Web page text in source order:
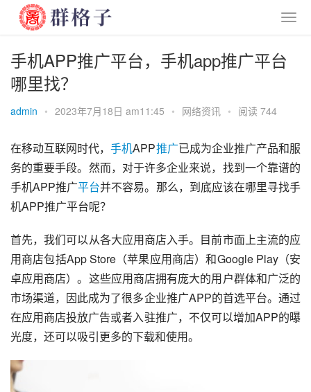
手机APP推广平台，手机app推广平台
哪里找？
admin • 2023年7月18日 am11:45 • 网络资讯 • 阅读 744
在移动互联网时代，手机APP推广已成为企业推广产品和服
务的重要手段。然而，对于许多企业来说，找到一个靠谱的
手机APP推广平台并不容易。那么，到底应该在哪里寻找手
机APP推广平台呢？
首先，我们可以从各大应用商店入手。目前市面上主流的应
用商店包括App Store（苹果应用商店）和Google Play（安
卓应用商店）。这些应用商店拥有庞大的用户群体和广泛的
市场渠道，因此成为了很多企业推广APP的首选平台。通过
在应用商店投放广告或者入驻推广，不仅可以增加APP的曝
光度，还可以吸引更多的下载和使用。